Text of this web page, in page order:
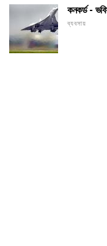
কনকর্ড -
ব্যবসায়